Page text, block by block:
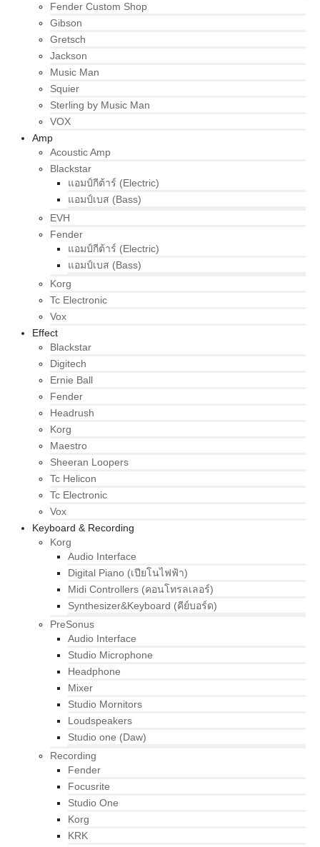
Fender Custom Shop
Gibson
Gretsch
Jackson
Music Man
Squier
Sterling by Music Man
VOX
Amp
Acoustic Amp
Blackstar
แอมป์กีต้าร์ (Electric)
แอมป์เบส (Bass)
EVH
Fender
แอมป์กีต้าร์ (Electric)
แอมป์เบส (Bass)
Korg
Tc Electronic
Vox
Effect
Blackstar
Digitech
Ernie Ball
Fender
Headrush
Korg
Maestro
Sheeran Loopers
Tc Helicon
Tc Electronic
Vox
Keyboard & Recording
Korg
Audio Interface
Digital Piano (เปียโนไฟฟ้า)
Midi Controllers (คอนโทรลเลอร์)
Synthesizer&Keyboard (คีย์บอร์ด)
PreSonus
Audio Interface
Studio Microphone
Headphone
Mixer
Studio Mornitors
Loudspeakers
Studio one (Daw)
Recording
Fender
Focusrite
Studio One
Korg
KRK